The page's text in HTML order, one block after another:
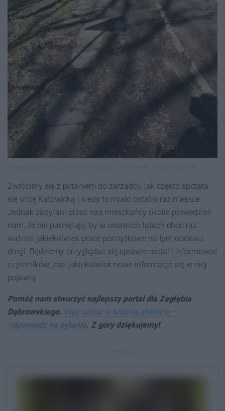
Zwrócimy się z pytaniem do zarządcy, jak często sprząta
się ulicę Katowicką i kiedy to miało ostatni raz miejsce.
Jednak zapytani przez nas mieszkańcy okolic powiedzieli
nam, że nie pamiętają, by w ostatnich latach choć raz
widzieli jakiekolwiek prace porządkowe na tym odcinku
drogi. Będziemy przyglądać się sprawie nadal i informować
czytelników, jeśli jakiekolwiek nowe informacje się w niej
pojawią.
Pomóż nam stworzyć najlepszy portal dla Zagłębia
Dąbrowskiego. Weź udział w krótkiej ankiecie –
odpowiedz na pytania. Z góry dziękujemy!